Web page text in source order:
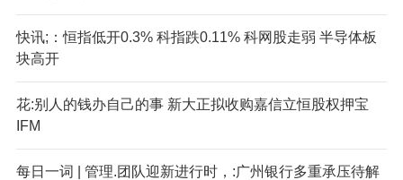
快讯;：恒指低开0.3% 科指跌0.11% 科网股走弱 半导体板
块高开
花:别人的钱办自己的事 新大正拟收购嘉信立恒股权押宝
IFM
每日一词 | 管理.团队迎新进行时，:广州银行多重承压待解